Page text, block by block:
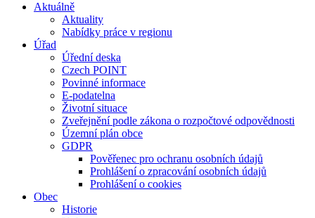
Aktuálně
Aktuality
Nabídky práce v regionu
Úřad
Úřední deska
Czech POINT
Povinné informace
E-podatelna
Životní situace
Zveřejnění podle zákona o rozpočtové odpovědnosti
Územní plán obce
GDPR
Pověřenec pro ochranu osobních údajů
Prohlášení o zpracování osobních údajů
Prohlášení o cookies
Obec
Historie